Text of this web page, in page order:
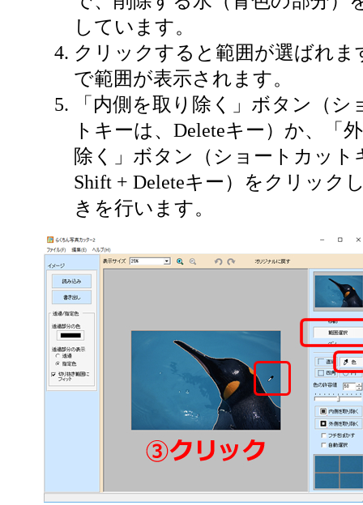
しています。
クリックすると範囲が選ばれま
で範囲が表示されます。
「内側を取り除く」ボタン（シ
トキーは、Deleteキー）か、「
除く」ボタン（ショートカット
Shift + Deleteキー）をクリック
きを行います。